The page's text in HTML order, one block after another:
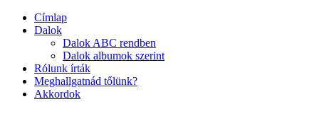
Címlap
Dalok
Dalok ABC rendben
Dalok albumok szerint
Rólunk írták
Meghallgatnád tőlünk?
Akkordok